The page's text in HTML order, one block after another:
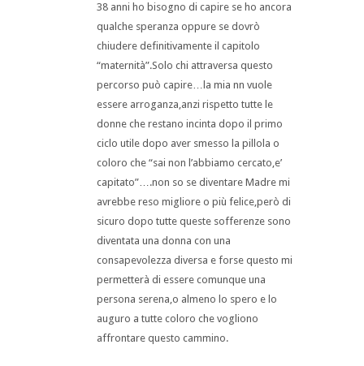
38 anni ho bisogno di capire se ho ancora
qualche speranza oppure se dovrò
chiudere definitivamente il capitolo
“maternità”.Solo chi attraversa questo
percorso può capire…la mia nn vuole
essere arroganza,anzi rispetto tutte le
donne che restano incinta dopo il primo
ciclo utile dopo aver smesso la pillola o
coloro che “sai non l’abbiamo cercato,e’
capitato”….non so se diventare Madre mi
avrebbe reso migliore o più felice,però di
sicuro dopo tutte queste sofferenze sono
diventata una donna con una
consapevolezza diversa e forse questo mi
permetterà di essere comunque una
persona serena,o almeno lo spero e lo
auguro a tutte coloro che vogliono
affrontare questo cammino.